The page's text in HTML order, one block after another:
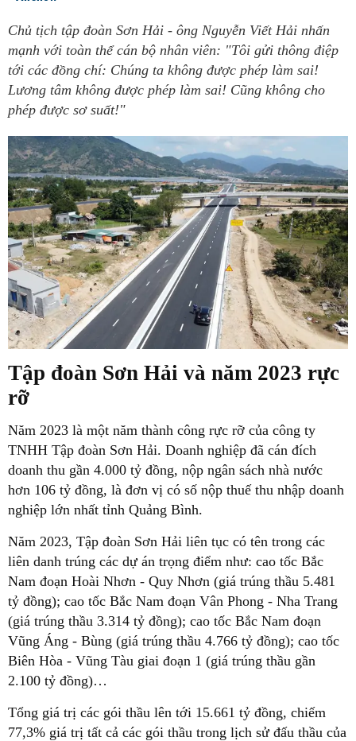
Chủ tịch tập đoàn Sơn Hải - ông Nguyễn Viết Hải nhấn
mạnh với toàn thể cán bộ nhân viên: "Tôi gửi thông điệp
tới các đồng chí: Chúng ta không được phép làm sai!
Lương tâm không được phép làm sai! Cũng không cho
phép được sơ suất!"
Tập đoàn Sơn Hải và năm 2023 rực
rỡ
Năm 2023 là một năm thành công rực rỡ của công ty
TNHH Tập đoàn Sơn Hải. Doanh nghiệp đã cán đích
doanh thu gần 4.000 tỷ đồng, nộp ngân sách nhà nước
hơn 106 tỷ đồng, là đơn vị có số nộp thuế thu nhập doanh
nghiệp lớn nhất tỉnh Quảng Bình.
Năm 2023, Tập đoàn Sơn Hải liên tục có tên trong các
liên danh trúng các dự án trọng điểm như: cao tốc Bắc
Nam đoạn Hoài Nhơn - Quy Nhơn (giá trúng thầu 5.481
tỷ đồng); cao tốc Bắc Nam đoạn Vân Phong - Nha Trang
(giá trúng thầu 3.314 tỷ đồng); cao tốc Bắc Nam đoạn
Vũng Áng - Bùng (giá trúng thầu 4.766 tỷ đồng); cao tốc
Biên Hòa - Vũng Tàu giai đoạn 1 (giá trúng thầu gần
2.100 tỷ đồng)…
Tổng giá trị các gói thầu lên tới 15.661 tỷ đồng, chiếm
77,3% giá trị tất cả các gói thầu trong lịch sử đấu thầu của